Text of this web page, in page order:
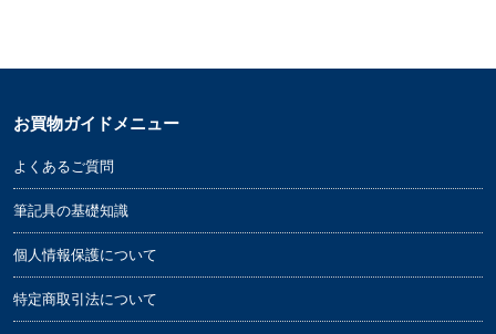
お買物ガイドメニュー
よくあるご質問
筆記具の基礎知識
個人情報保護について
特定商取引法について